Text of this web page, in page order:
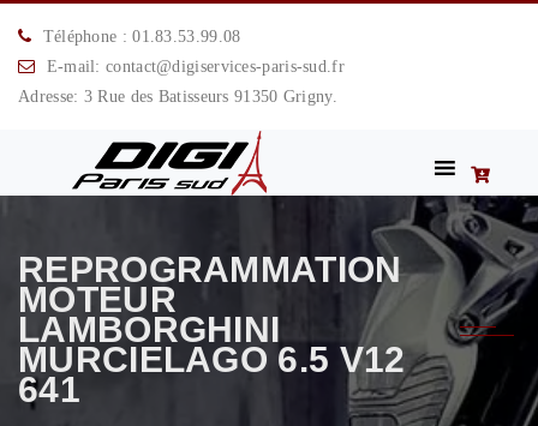
Téléphone : 01.83.53.99.08
E-mail: contact@digiservices-paris-sud.fr
Adresse: 3 Rue des Batisseurs 91350 Grigny.
REPROGRAMMATION
MOTEUR
LAMBORGHINI
MURCIELAGO 6.5 V12
641